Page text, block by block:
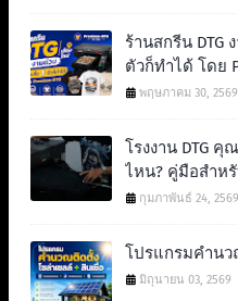
ร้านสกรีน DTG
ตัวก็ทำได้ โดย
พฤษภาคม 30, 2569
โรงงาน DTG
ไหน? คู่มือสำห
กุมภาพันธ์ 24, 2569
โปรแกรมคำน
มิถุนายน 03, 2569